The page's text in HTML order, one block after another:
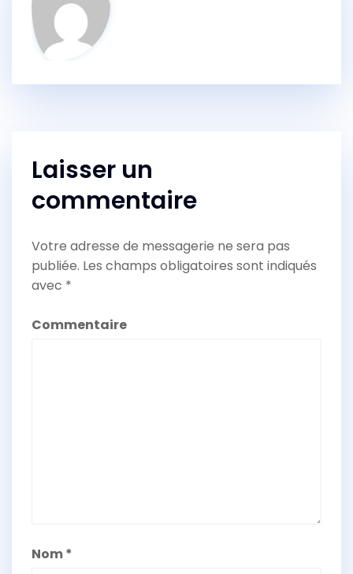
Laisser un
commentaire
Votre adresse de messagerie ne sera pas
publiée. Les champs obligatoires sont indiqués
avec *
Commentaire
Nom*